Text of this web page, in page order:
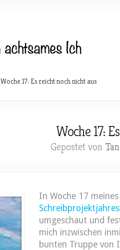
Woche 17: Es reicht noch nicht aus
Woche 17:
Gepostet von
In Woche 17 meines
Schreibprojektjahres
umgeschaut und
mich inzwischen
bunten Truppe von